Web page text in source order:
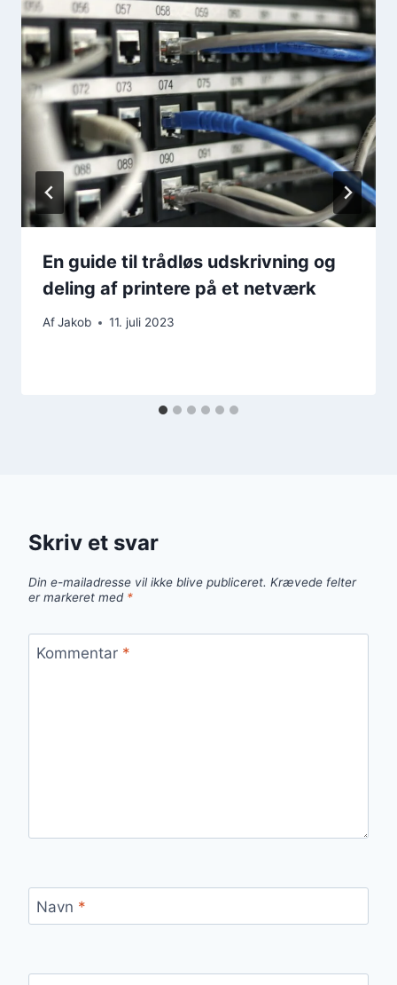
En guide til trådløs udskrivning og
deling af printere på et netværk
AfJakob 11. juli 2023
Skriv et svar
Din e-mailadresse vil ikke blive publiceret. Krævede felter
er markeret med *
Kommentar *
Navn *